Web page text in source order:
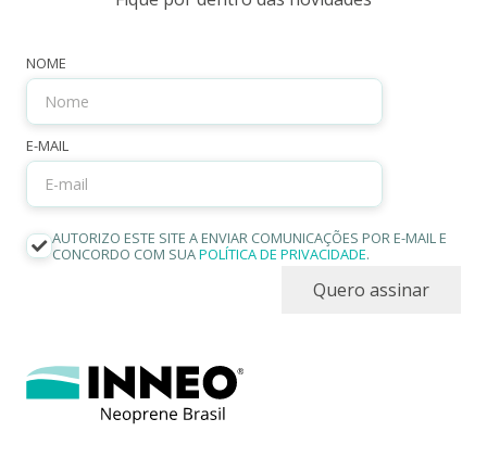
NOME
E-MAIL
AUTORIZO ESTE SITE A ENVIAR COMUNICAÇÕES POR E-MAIL E
CONCORDO COM SUAPOLÍTICA DE PRIVACIDADE.
Quero assinar